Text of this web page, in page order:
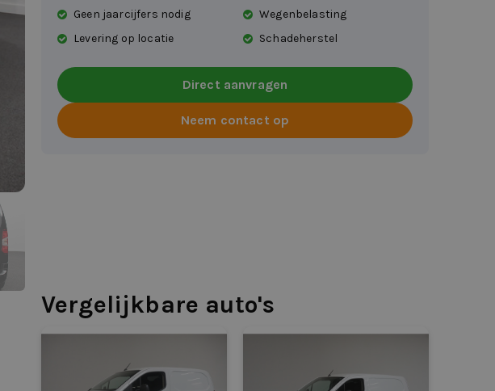
Geen jaarcijfers nodig
Levering op locatie
Wegenbelasting
Schadeherstel
Direct aanvragen
Neem contact op
Vergelijkbare auto's